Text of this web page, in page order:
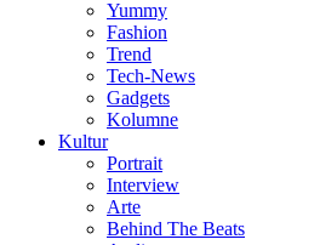
Yummy
Fashion
Trend
Tech-News
Gadgets
Kolumne
Kultur
Portrait
Interview
Arte
Behind The Beats